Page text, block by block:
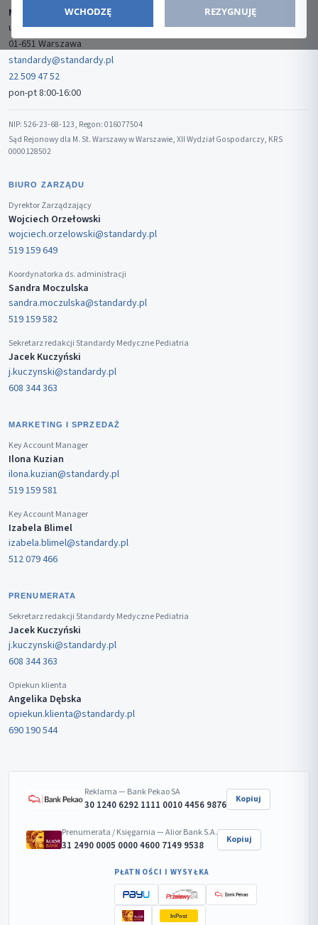
WCHODZĘ REZYGNUJĘ
Media-Press Sp. z o.o.
ul. Gwiaździsta 7B/8
01-651 Warszawa
standardy@standardy.pl
22 509 47 52
pon-pt 8:00-16:00
NIP: 526-23-68-123, Regon: 016077504
Sąd Rejonowy dla M. St. Warszawy w Warszawie, XII Wydział Gospodarczy, KRS
0000128502
BIURO ZARZĄDU
Dyrektor Zarządzający
Wojciech Orzełowski
wojciech.orzelowski@standardy.pl
519 159 649
Koordynatorka ds. administracji
Sandra Moczulska
sandra.moczulska@standardy.pl
519 159 582
Sekretarz redakcji Standardy Medyczne Pediatria
Jacek Kuczyński
j.kuczynski@standardy.pl
608 344 363
MARKETING I SPRZEDAŻ
Key Account Manager
Ilona Kuzian
ilona.kuzian@standardy.pl
519 159 581
Key Account Manager
Izabela Blimel
izabela.blimel@standardy.pl
512 079 466
PRENUMERATA
Sekretarz redakcji Standardy Medyczne Pediatria
Jacek Kuczyński
j.kuczynski@standardy.pl
608 344 363
Opiekun klienta
Angelika Dębska
opiekun.klienta@standardy.pl
690 190 544
Reklama — Bank Pekao SA
30 1240 6292 1111 0010 4456 9876 Kopiuj
Prenumerata / Księgarnia — Alior Bank S.A.
31 2490 0005 0000 4600 7149 9538 Kopiuj
PŁATNOŚCI I WYSYŁKA
InPost